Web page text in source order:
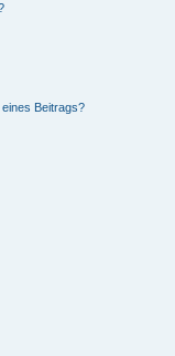
Beitrags?